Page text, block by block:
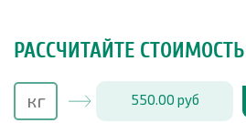
РАССЧИТАЙТЕ СТОИМОСТЬ
550.00 руб